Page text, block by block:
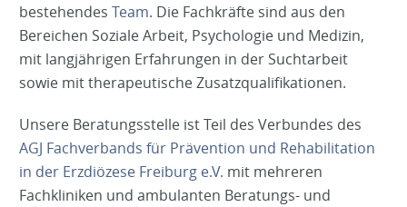
bestehendes Team. Die Fachkräfte sind aus den
Bereichen Soziale Arbeit, Psychologie und Medizin,
mit langjährigen Erfahrungen in der Suchtarbeit
sowie mit therapeutische Zusatzqualifikationen.
Unsere Beratungsstelle ist Teil des Verbundes des
AGJ Fachverbands für Prävention und Rehabilitation
in der Erzdiözese Freiburg e.V. mit mehreren
Fachkliniken und ambulanten Beratungs- und